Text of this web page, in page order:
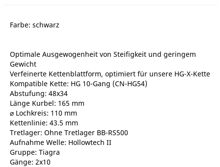
Farbe: schwarz
Optimale Ausgewogenheit von Steifigkeit und geringem
Gewicht
Verfeinerte Kettenblattform, optimiert für unsere HG-X-Kette
Kompatible Kette: HG 10-Gang (CN-HG54)
Abstufung: 48x34
Länge Kurbel: 165 mm
⌀ Lochkreis: 110 mm
Kettenlinie: 43.5 mm
Tretlager: Ohne Tretlager BB-RS500
Aufnahme Welle: Hollowtech II
Gruppe: Tiagra
Gänge: 2x10